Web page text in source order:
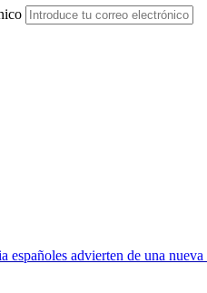
españoles advierten de una